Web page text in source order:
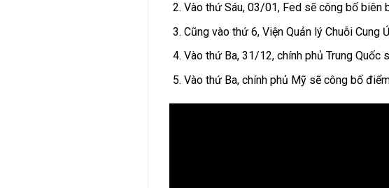
Vào thứ Sáu, 03/01, Fed sẽ công bố biên
Cũng vào thứ 6, Viện Quản lý Chuỗi
Vào thứ Ba, 31/12, chính phủ Trung
Vào thứ Ba, chính phủ Mỹ sẽ công bố